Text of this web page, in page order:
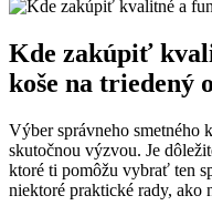
Kde zakúpiť
koše na triedený
Výber správneho smetného
skutočnou výzvou. Je
ktoré ti pomôžu vybrať ten
niektoré praktické rady, ako